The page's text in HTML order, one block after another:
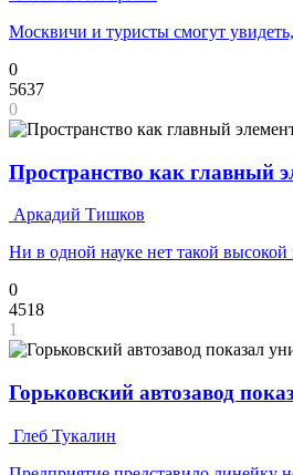
Москвичи и туристы смогут
0
5637
0
Пространство как главный
Аркадий Тишков
Ни в одной науке нет такой
0
4518
1
Горьковский автозавод
Глеб Тукалин